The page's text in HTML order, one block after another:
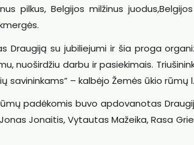
pilkus, Belgijos milžinus
Draugiją su jubiliejumi ir šia proga
nuoširdžiu darbu ir pasiekimais.
savininkams” – kalbėjo Žemės ūkio rūmų
padėkomis buvo apdovanotas
Jonaitis, Vytautas Mažeika, Rasa